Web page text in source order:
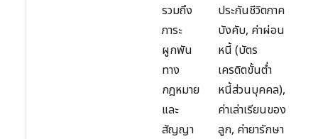
รวมถึง
ภาระ
ผูกพัน
ทาง
กฎหมาย
และ
สัญญา
ประกันชีวิตภาค
บังคับ, ค่าผ่อน
หนี้ (บัตร
เครดิตขั้นต่ำ
หนี้ส่วนบุคคล),
ค่าเล่าเรียนของ
ลูก, ค่ายารักษา